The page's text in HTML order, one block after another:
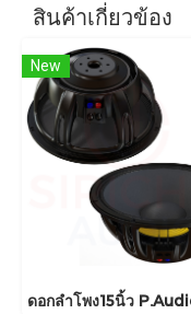
สินค้าเกี่ยวข้อง
New